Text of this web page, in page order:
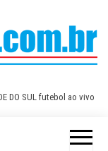
DO SUL futebol ao vivo